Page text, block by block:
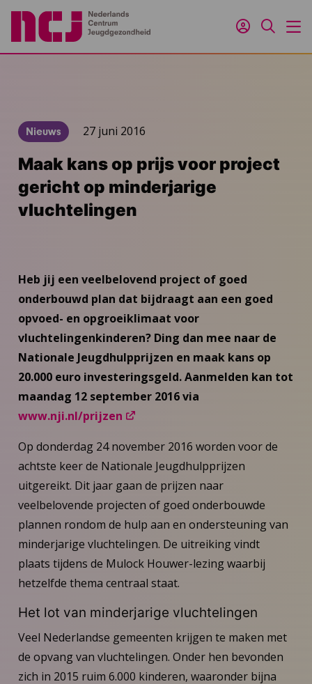
Inloggen
Zoeken
Nieuws 27 juni 2016
Maak kans op prijs voor project
gericht op minderjarige
vluchtelingen
Heb jij een veelbelovend project of goed
onderbouwd plan dat bijdraagt aan een goed
opvoed- en opgroeiklimaat voor
vluchtelingenkinderen? Ding dan mee naar de
Nationale Jeugdhulpprijzen en maak kans op
20.000 euro investeringsgeld. Aanmelden kan tot
maandag 12 september 2016 via
www.nji.nl/prijzen
Op donderdag 24 november 2016 worden voor de
achtste keer de Nationale Jeugdhulpprijzen
uitgereikt. Dit jaar gaan de prijzen naar
veelbelovende projecten of goed onderbouwde
plannen rondom de hulp aan en ondersteuning van
minderjarige vluchtelingen. De uitreiking vindt
plaats tijdens de Mulock Houwer-lezing waarbij
hetzelfde thema centraal staat.
Het lot van minderjarige vluchtelingen
Veel Nederlandse gemeenten krijgen te maken met
de opvang van vluchtelingen. Onder hen bevonden
zich in 2015 ruim 6.000 kinderen, waaronder bijna